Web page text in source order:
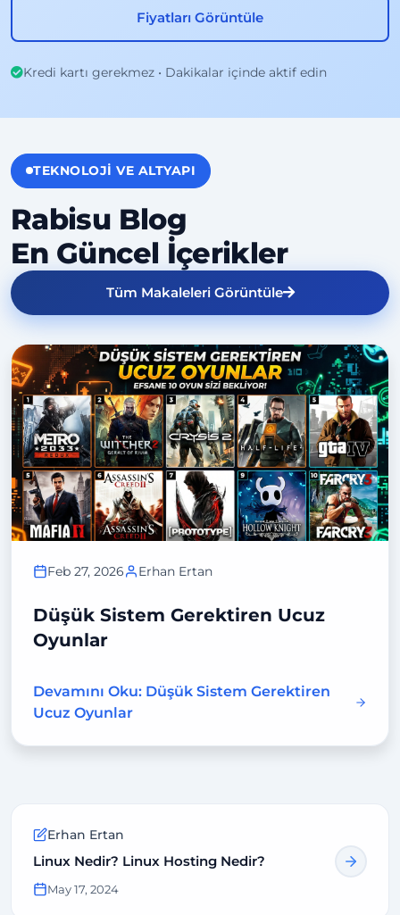
Fiyatları Görüntüle
Kredi kartı gerekmez • Dakikalar içinde aktif edin
TEKNOLOJI VE ALTYAPI
Rabisu Blog
En Güncel İçerikler
Tüm Makaleleri Görüntüle
Feb 27, 2026 Erhan Ertan
Düşük Sistem Gerektiren Ucuz
Oyunlar
Devamını Oku: Düşük Sistem Gerektiren
Ucuz Oyunlar
Erhan Ertan
Linux Nedir? Linux Hosting Nedir?
May 17, 2024